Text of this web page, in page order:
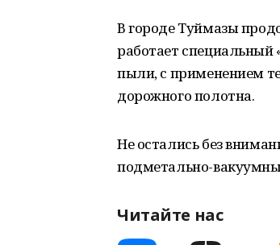
В городе Туймазы
работает
пыли, с применением
дорожного полотна.
Не остались без
подметально-
Читайте нас